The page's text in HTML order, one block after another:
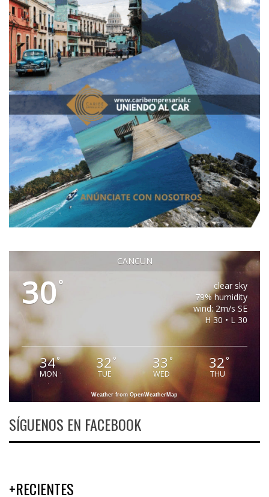
CANCUN
30°
clear sky
79% humidity
wind: 2m/s SE
H 30 • L 30
34°
MON
32°
TUE
33 °
WED
32°
THU
Weather from OpenWeatherMap
SÍGUENOS EN FACEBOOK
+RECIENTES